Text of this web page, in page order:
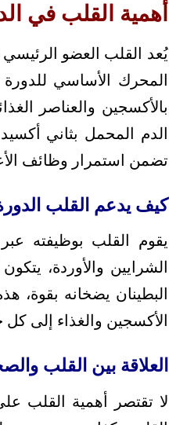
أهمية القلب في
يُعد القلب العضو
المحرك الأساسي
بالأكسجين والعناصر
الدم المحمل بثاني
تضمن استمرار وظائف
كيف يدعم القلب
يقوم القلب بوظيفته
الشرايين والأوردة،
البطينان يضخانه
الأكسجين والغذاء إلى
العلاقة بين القلب
لا تقتصر أهمية القلب